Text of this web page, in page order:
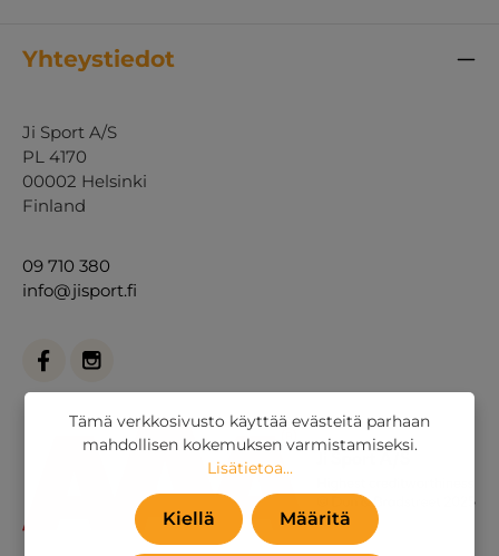
Yhteystiedot
Ji Sport A/S
PL 4170
00002 Helsinki
Finland
09 710 380
info@jisport.fi
Tämä verkkosivusto käyttää evästeitä parhaan
mahdollisen kokemuksen varmistamiseksi.
Lisätietoa...
Kiellä Määritä